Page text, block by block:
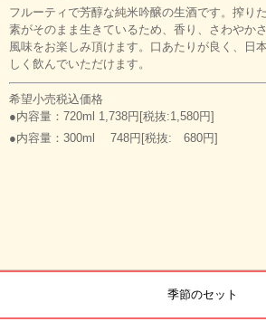
フルーティで芳醇な純米吟醸の生酒です。搾り
素がそのまま生きているため、香り、さわやか
風味をお楽しみ頂けます。口あたりが良く、日
しく飲んでいただけます。
希望小売税込価格
●内容量：720ml 1,738円[税抜:1,580円]
●内容量：300ml 748円[税抜: 680円]
季節のセット